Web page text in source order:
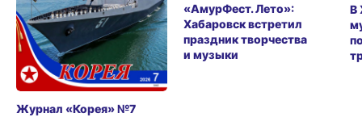
Журнал «Корея» №7
«АмурФест. Лето»:
Хабаровск встретил
праздник творчества
и музыки
В